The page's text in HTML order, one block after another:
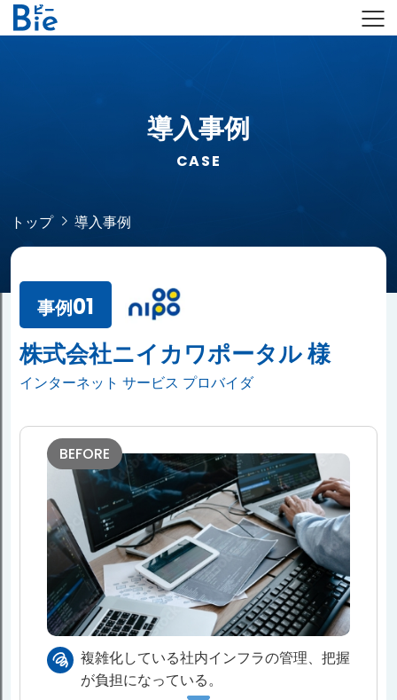
導入事例
CASE
トップ 導入事例
事例01
株式会社ニイカワポータル 様
インターネット サービス プロバイダ
BEFORE
複雑化している社内インフラの管理、把握
が負担になっている。